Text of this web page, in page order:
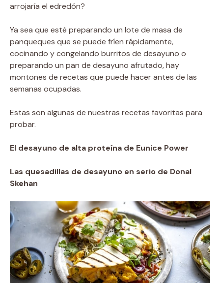
arrojaría el edredón?
Ya sea que esté preparando un lote de masa de
panqueques que se puede fríen rápidamente,
cocinando y congelando burritos de desayuno o
preparando un pan de desayuno afrutado, hay
montones de recetas que puede hacer antes de las
semanas ocupadas.
Estas son algunas de nuestras recetas favoritas para
probar.
El desayuno de alta proteína de Eunice Power
Las quesadillas de desayuno en serio de Donal
Skehan